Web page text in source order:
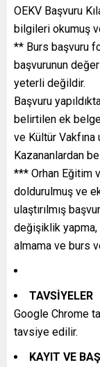
OEKV Başvuru
bilgileri okumuş
** Burs başvuru
başvurunun
yeterli değildir.
Başvuru
belirtilen ek
ve Kültür Vakfına
Kazananlardan
*** Orhan Eğitim
doldurulmuş ve
ulaştırılmış
değişiklik yapma,
almama ve burs
TAVSİYELER
Google Chrome
tavsiye edilir.
KAYIT VE